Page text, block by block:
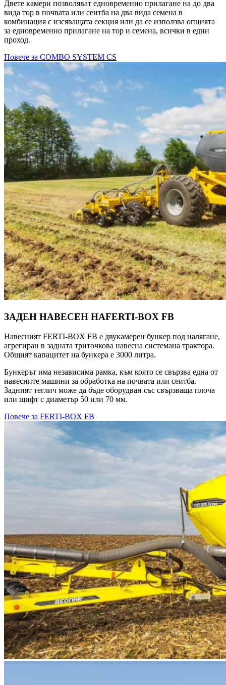
Двете камери позволяват едновременно прилагане на до два
вида тор в почвата или сеитба на два вида семена в
комбинация с изсяващата секция или да се използва опцията
за едновременно прилагане на тор и семена, всички в един
проход.
Повече за COMBO SYSTEM CS
ЗАДЕН НАВЕСЕН НАFERTI-BOX FB
Навесният FERTI-BOX FB е двукамерен бункер под налягане,
агрегиран в задната триточкова навесна системана трактора.
Общият капацитет на бункера е 3000 литра.
Бункерът има независима рамка, към която се свързва една от
навесните машини за обработка на почвата или сеитба.
Задният теглич може да бъде оборудван със свързваща плоча
или щифт с диаметър 50 или 70 мм.
Повече за FERTI-BOX FB